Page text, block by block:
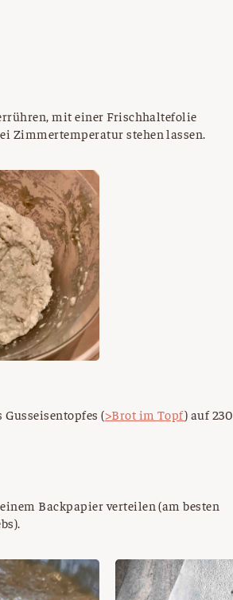
mit einer Frischhaltefolie
Zimmertemperatur stehen lassen.
(>Brot im Topf) auf 230
Backpapier verteilen (am besten